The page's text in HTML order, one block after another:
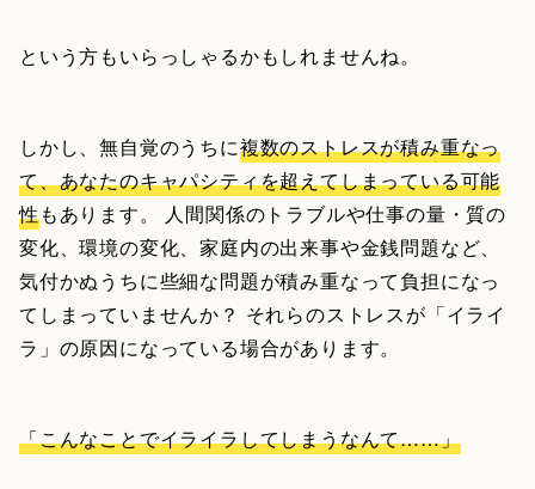
という方もいらっしゃるかもしれませんね。
しかし、無自覚のうちに複数のストレスが積み重なっ
て、あなたのキャパシティを超えてしまっている可能
性もあります。 人間関係のトラブルや仕事の量・質の
変化、環境の変化、家庭内の出来事や金銭問題など、
気付かぬうちに些細な問題が積み重なって負担になっ
てしまっていませんか？ それらのストレスが「イライ
ラ」の原因になっている場合があります。
「こんなことでイライラしてしまうなんて……」